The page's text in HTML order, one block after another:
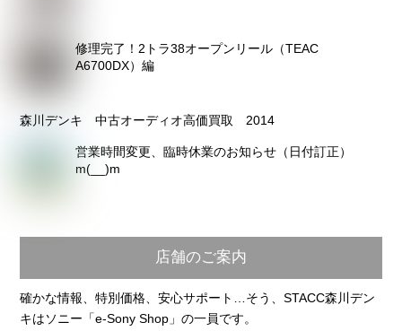
修理完了！2トラ38オープンリール（TEAC
A6700DX）編
森川デンキ 中古オーディオ高価買取 2014
営業時間変更、臨時休業のお知らせ（日付訂正）
m(__)m
店舗のご案内
確かな情報、特別価格、安心サポート…そう、STACC森川デン
キはソニー「e-Sony Shop」の一員です。